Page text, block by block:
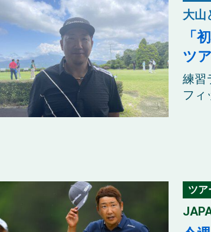
大山
「
ツ
練習
フィ
ツア